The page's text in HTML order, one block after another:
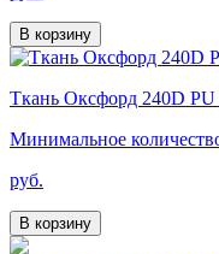
В корзину
Ткань Оксфорд 240D
Минимальное
руб.
В корзину